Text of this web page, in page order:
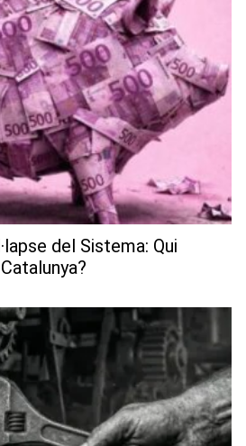
del Sistema: Qui